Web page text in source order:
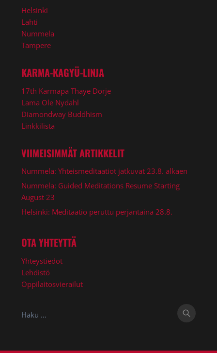
Helsinki
Lahti
Nummela
Tampere
KARMA-KAGYÜ-LINJA
17th Karmapa Thaye Dorje
Lama Ole Nydahl
Diamondway Buddhism
Linkkilista
VIIMEISIMMÄT ARTIKKELIT
Nummela: Yhteismeditaatiot jatkuvat 23.8. alkaen
Nummela: Guided Meditations Resume Starting
August 23
Helsinki: Meditaatio peruttu perjantaina 28.8.
OTA YHTEYTTÄ
Yhteystiedot
Lehdistö
Oppilaitosvierailut
Haku: